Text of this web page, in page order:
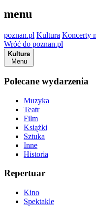
menu
poznan.pl Kultura Koncerty
Wróć do poznan.pl
Kultura
Menu
Polecane wydarzenia
Muzyka
Teatr
Film
Książki
Sztuka
Inne
Historia
Repertuar
Kino
Spektakle